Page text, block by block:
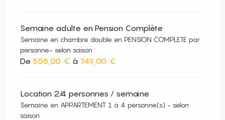
Semaine adulte en Pension Complète
Semaine en chambre double en PENSION COMPLETE par
personne- selon saison
De 505,00 € à 749,00 €
Location 2/4 personnes / semaine
Semaine en APPARTEMENT 1 à 4 personne(s) - selon
saison